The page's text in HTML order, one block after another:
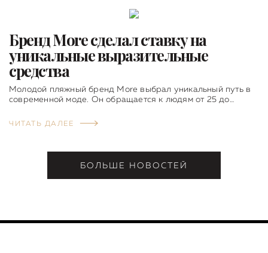
Бренд More сделал ставку на
уникальные выразительные
средства
Молодой пляжный бренд More выбрал уникальный путь в
современной моде. Он обращается к людям от 25 до…
ЧИТАТЬ ДАЛЕЕ
БОЛЬШЕ НОВОСТЕЙ